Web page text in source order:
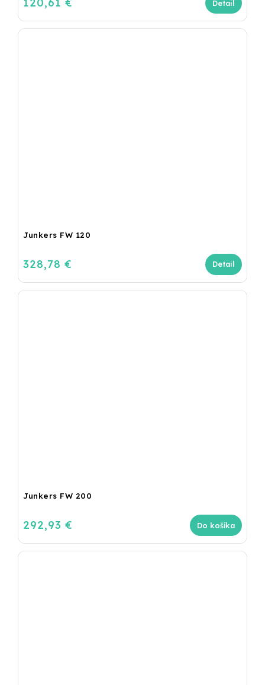
120,61 € Detail
Junkers FW 120
328,78 € Detail
Junkers FW 200
292,93 € Do košíka